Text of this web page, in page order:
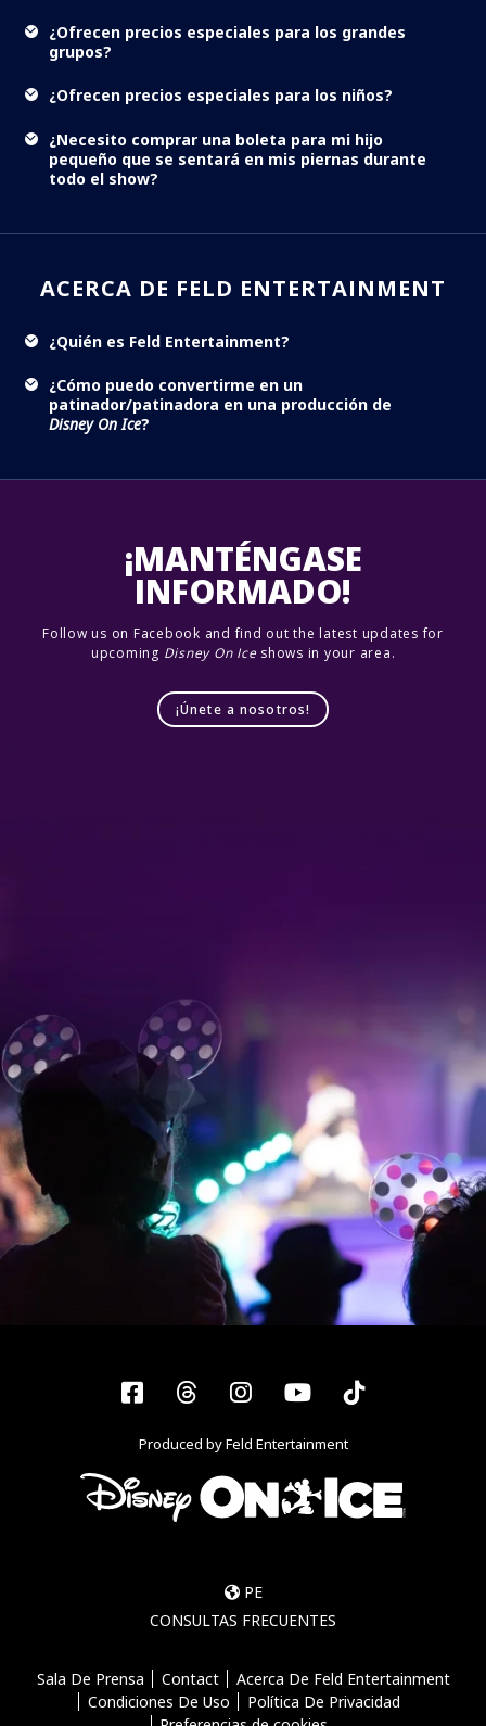
¿Ofrecen precios especiales para los grandes
grupos?
¿Ofrecen precios especiales para los niños?
¿Necesito comprar una boleta para mi hijo
pequeño que se sentará en mis piernas durante
todo el show?
ACERCA DE FELD ENTERTAINMENT
¿Quién es Feld Entertainment?
¿Cómo puedo convertirme en un
patinador/patinadora en una producción de
Disney On Ice?
¡MANTÉNGASE
INFORMADO!
Follow us on Facebook and find out the latest updates for
upcoming Disney On Iceshows in your area.
¡Únete a nosotros!
Facebook
ThreadsInstagram
YouTubeTiktok
Produced by Feld Entertainment
PE
CONSULTAS FRECUENTES
Sala De Prensa Contact
Acerca De Feld Entertainment
Condiciones De Uso
Política De Privacidad